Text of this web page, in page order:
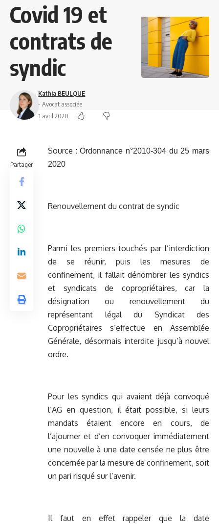
Covid 19 et
contrats de
syndic
Kathia BEULQUE
- Avocat associée
1 avril 2020
Partager
Source :Ordonnance n°2010-304 du 25 mars
2020
Renouvellement du contrat de syndic
Parmi les premiers touchés par l’interdiction
de se réunir, puis les mesures de
confinement, il fallait dénombrer les syndics
et syndicats de copropriétaires, car la
désignation ou renouvellement du
représentant légal du Syndicat des
Copropriétaires s’effectue en Assemblée
Générale, désormais interdite jusqu’à nouvel
ordre.
Pour les syndics qui avaient déjà convoqué
l’AG en question, il était possible, si leurs
mandats étaient encore en cours, de
l’ajourner et d’en convoquer immédiatement
une nouvelle à une date censée ne plus être
concernée par la mesure de confinement, soit
un pari risqué sur l’avenir.
Il faut en effet rappeler que la date